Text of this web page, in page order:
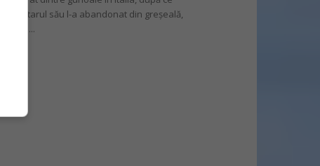
proprietarul său l-a abandonat din greșeală,
convins...